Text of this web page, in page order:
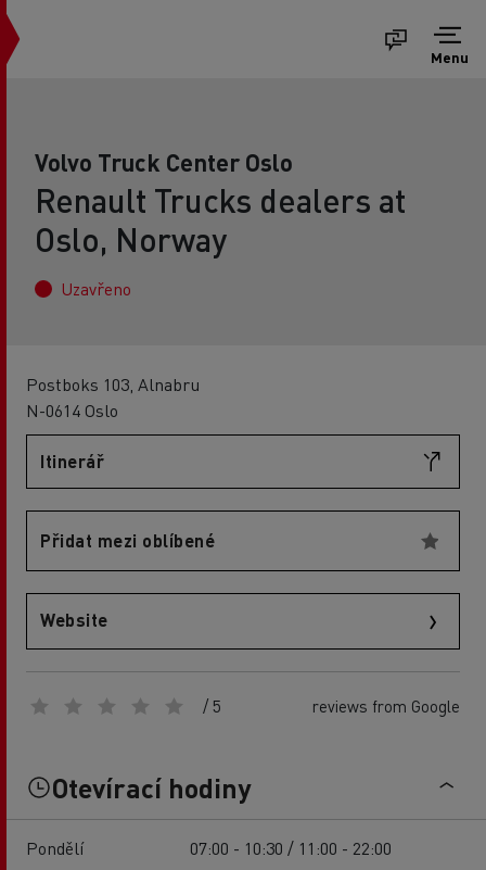
Menu
Volvo Truck Center Oslo
Renault Trucks dealers at
Oslo, Norway
Uzavřeno
Postboks 103, Alnabru
N-0614 Oslo
Itinerář
Přidat mezi oblíbené
Website
/ 5 reviews from Google
Otevírací hodiny
Pondělí
07:00 - 10:30 / 11:00 - 22:00